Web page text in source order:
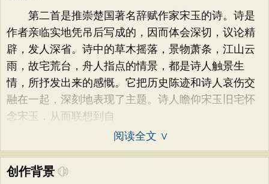
第二首是推崇楚国著名辞赋作家宋玉的诗。诗是
作者亲临实地凭吊后写成的，因而体会深切，议论精
辟，发人深省。诗中的草木摇落，景物萧条，江山云
雨，故宅荒台，舟人指点的情景，都是诗人触景生
情，所抒发出来的感慨。它把历史陈迹和诗人哀伤交
融在一起，深刻地表现了主题。诗人瞻仰宋玉旧宅怀
念宋玉，从而联想到自
阅读全文 ∨
创作背景